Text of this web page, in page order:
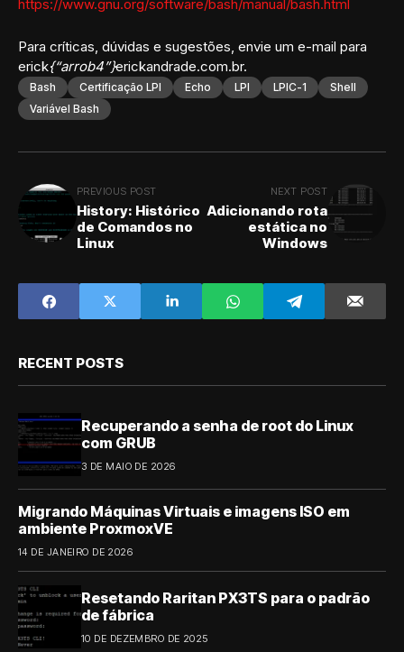
https://www.gnu.org/software/bash/manual/bash.html
Para críticas, dúvidas e sugestões, envie um e-mail para
erick{“arrob4”}erickandrade.com.br.
Bash Certificação LPI Echo LPI LPIC-1
Shell
Variável Bash
PREVIOUS POST
History: Histórico
de Comandos no
Linux
NEXT POST
Adicionando rota
estática no
Windows
RECENT POSTS
Recuperando a senha de root do Linux
com GRUB
3 DE MAIO DE 2026
Migrando Máquinas Virtuais e imagens ISO em
ambiente ProxmoxVE
14 DE JANEIRO DE 2026
Resetando Raritan PX3TS para o padrão
de fábrica
10 DE DEZEMBRO DE 2025